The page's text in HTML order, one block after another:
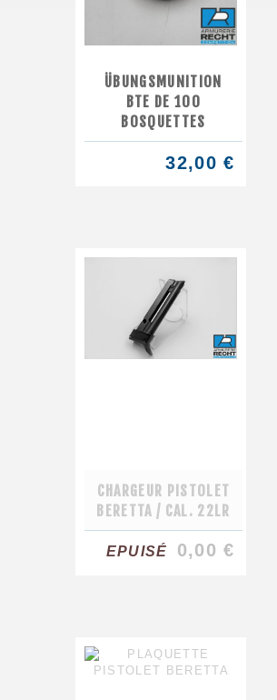
ÜBUNGSMUNITION
BTE DE 100
BOSQUETTES
32,00 €
CHARGEUR PISTOLET
BERETTA / CAL. 22LR
EPUISÉ 0,00 €